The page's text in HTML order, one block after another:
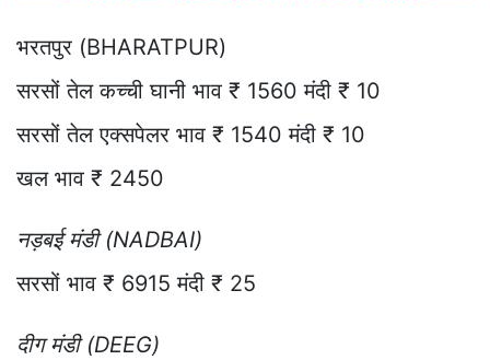
भरतपुर (BHARATPUR)
सरसों तेल कच्ची घानी भाव ₹ 1560 मंदी ₹ 10
सरसों तेल एक्सपेलर भाव ₹ 1540 मंदी ₹ 10
खल भाव ₹ 2450
नड़बई मंडी (NADBAI)
सरसों भाव ₹ 6915 मंदी ₹ 25
दीग मंडी (DEEG)